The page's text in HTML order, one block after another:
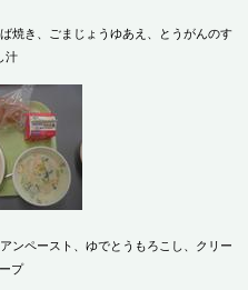
焼き、ごまじょうゆあえ、とうがんのす
汁
ンペースト、ゆでとうもろこし、クリー
プ